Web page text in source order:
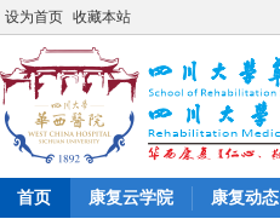
设为首页 收藏本站
首页 康复云学院 康复动态